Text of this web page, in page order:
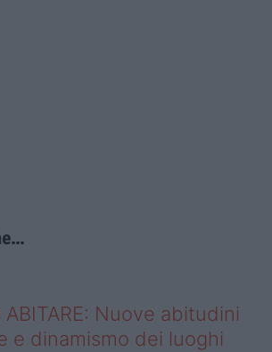
ABITARE: Nuove abitudini
e dinamismo dei luoghi